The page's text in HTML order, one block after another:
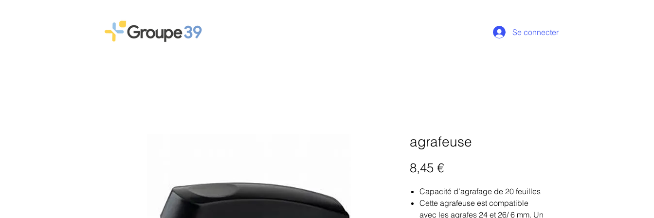
Se connecter
agrafeuse
8,45 €Prix
Capacité d’agrafage de 20 feuilles
Cette agrafeuse est compatible
avec les agrafes 24 et 26/ 6 mm. Un